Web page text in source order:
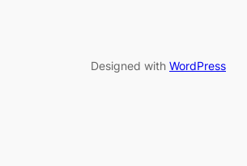
Designed with WordPress